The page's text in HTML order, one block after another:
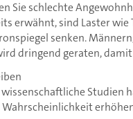
Sie schlechte
erwähnt, sind Laster wie
senken.
dringend geraten,
Studien